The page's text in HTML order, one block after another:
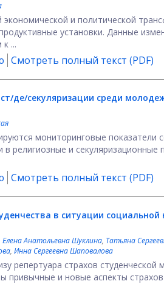
экономической и политической
установки. Данные
...
Смотреть полный текст (PDF)
де/секуляризации среди
мониторинговые показатели
религиозные и
Смотреть полный текст (PDF)
в ситуации
Елена Анатольевна Шуклина, Татьяна
, Инна Сергеевна Шаповалова
репертуара страхов
привычные и новые аспекты